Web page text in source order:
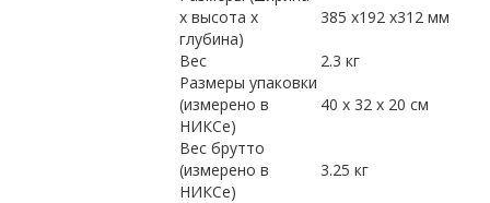
x высота x
глубина)
385 x192 x312 мм
Вес
2.3 кг
Размеры упаковки
(измерено в
НИКСе)
40 x 32 x 20 см
Вес брутто
(измерено в
НИКСе)
3.25 кг